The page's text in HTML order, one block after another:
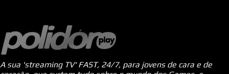
A sua 'streaming TV' FAST, 24/7, para jovens de cara e de